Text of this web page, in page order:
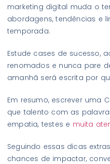
marketing digital muda o
abordagens, tendências e
temporada.
Estude cases de sucesso,
renomados e nunca pare
amanhã será escrita por
Em resumo, escrever uma
que talento com as
empatia, testes e muita
Seguindo essas dicas
chances de impactar,